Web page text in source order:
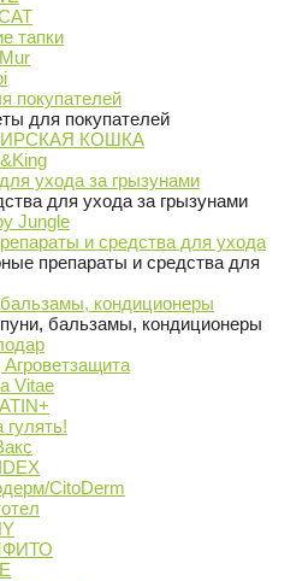
тапки
покупателей
для покупателей
КОШКА
ухода за грызунами
для ухода за грызунами
Jungle
и средства для ухода
препараты и средства для
кондиционеры
бальзамы, кондиционеры
Vitae
гулять!
CitoDerm